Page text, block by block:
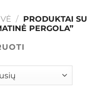
/ PRODUKTAI SU
PERGOLA”